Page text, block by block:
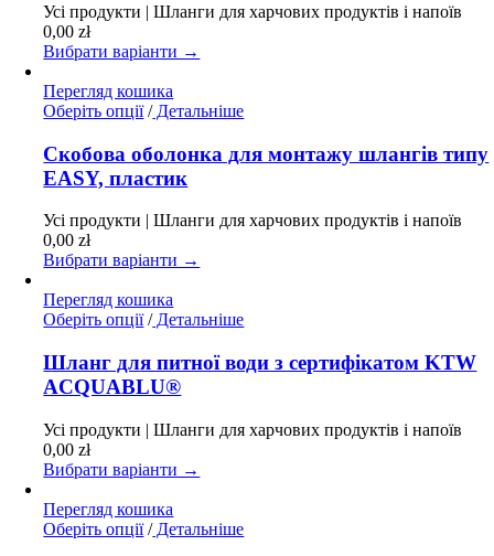
вибрати
сторінці
Усі продукти | Шланги для харчових продуктів і напоїв
0,00zł
Вибрати варіанти →
Перегляд кошика
Оберіть опції Цей
має
кілька
варіантів.
можна
на
товару
/Детальніше
Скобова оболонка для монтажу шлангів типу
EASY, пластик
Усі продукти | Шланги для харчових продуктів і напоїв
0,00zł
Вибрати варіанти →
Перегляд кошика
Оберіть опції Цей
має
кілька
варіантів.
можна
на
товару
/Детальніше
Шланг для питної води з сертифікатом KTW
ACQUABLU®
Усі продукти | Шланги для харчових продуктів і напоїв
0,00zł
Вибрати варіанти →
Перегляд кошика
Оберіть опції Цей
/Детальніше